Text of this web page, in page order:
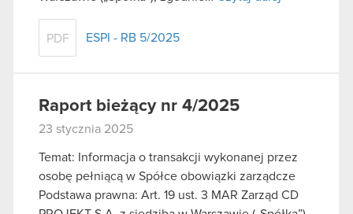
PDF ESPI - RB 5/2025
Raport bieżący nr 4/2025
23 stycznia 2025
Temat: Informacja o transakcji wykonanej przez
osobę pełniącą w Spółce obowiązki zarządcze
Podstawa prawna: Art. 19 ust. 3 MAR Zarząd CD